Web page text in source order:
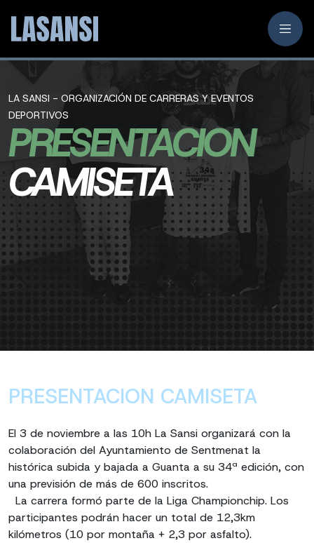
LA SANSI - ORGANIZACIÓN DE CARRERAS Y EVENTOS
DEPORTIVOS
PRESENTACION
CAMISETA
PRESENTACION CAMISETA
El 3 de noviembre a las 10h La Sansi organizará con la
colaboración del Ayuntamiento de Sentmenat la
histórica subida y bajada a Guanta a su 34ª edición, con
una previsión de más de 600 inscritos.
La carrera formó parte de la Liga Championchip. Los
participantes podrán hacer un total de 12,3km
kilómetros (10 por montaña + 2,3 por asfalto).